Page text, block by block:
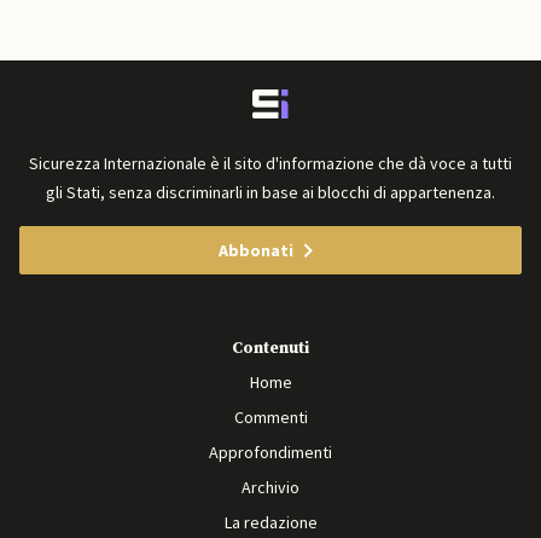
Sicurezza Internazionale è il sito d'informazione che dà voce a tutti
gli Stati, senza discriminarli in base ai blocchi di appartenenza.
Abbonati
Contenuti
Home
Commenti
Approfondimenti
Archivio
La redazione